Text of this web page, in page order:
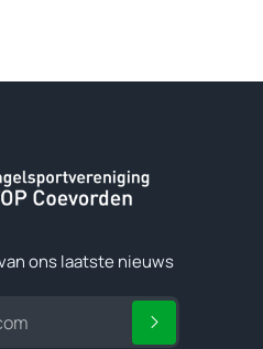
ons laatste nieuws